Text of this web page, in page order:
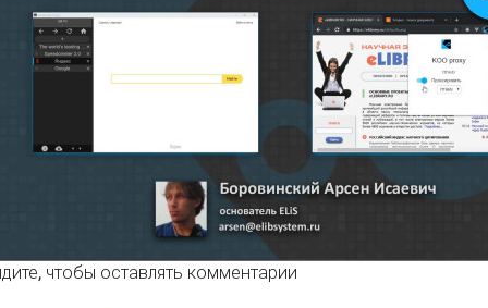
браузер KOO Browser и плагин KOO Proxy для
, чтобы оставлять комментарии